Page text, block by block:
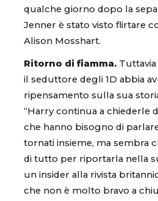
qualche giorno dopo la
Jenner è stato visto flirtare
Alison Mosshart.
Ritorno di fiamma.
il seduttore degli 1D abbia
ripensamento sulla sua
“Harry continua a chiederle
che hanno bisogno di
tornati insieme, ma sembra
di tutto per riportarla nella
un insider alla rivista
che non è molto bravo a